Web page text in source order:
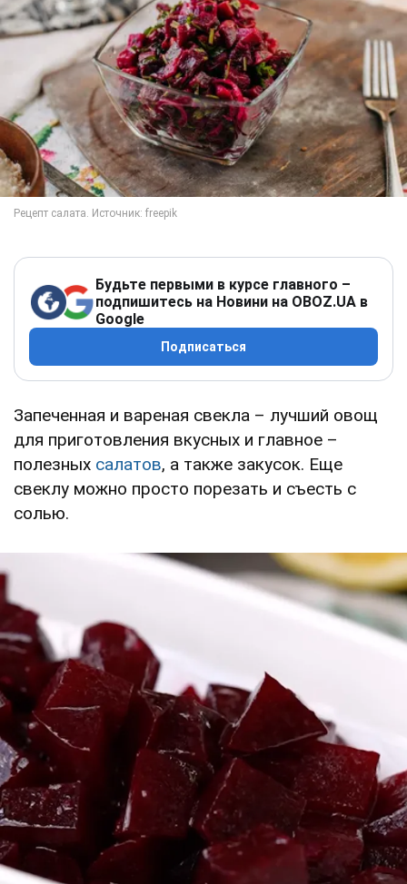
Будьте первыми в курсе главного –
подпишитесь на Новини на OBOZ.UA в
Google
Подписаться
Запеченная и вареная свекла – лучший овощ
для приготовления вкусных и главное –
полезных салатов, а также закусок. Еще
свеклу можно просто порезать и съесть с
солью.